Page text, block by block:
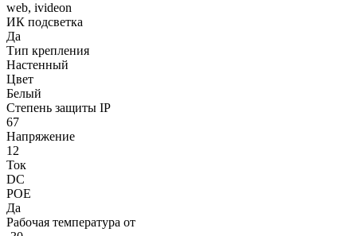
web, ivideon
ИК подсветка
Да
Тип крепления
Настенный
Цвет
Белый
Степень защиты IP
67
Напряжение
12
Ток
DC
POE
Да
Рабочая температура от